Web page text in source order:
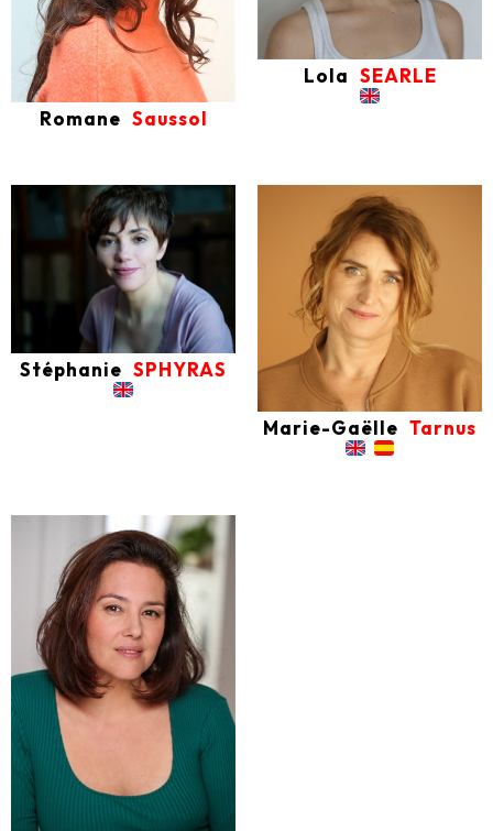
Romane Saussol
Lola SEARLE
Stéphanie SPHYRAS
Marie-Gaëlle Tarnus